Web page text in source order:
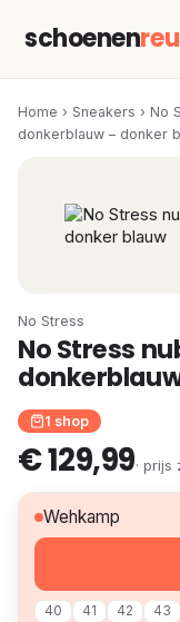
schoenen
Home › Sneakers › No
donkerblauw – donker
No Stress
No Stress
1 shop
€ 129,99·
Wehkamp
40 41 42 43